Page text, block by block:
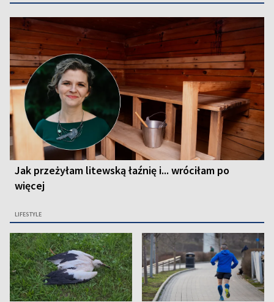
Jak przeżyłam litewską łaźnię i... wróciłam po
więcej
LIFESTYLE